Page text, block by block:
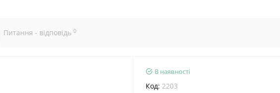
Питання - відповідь 0
В наявності
Код: 2203